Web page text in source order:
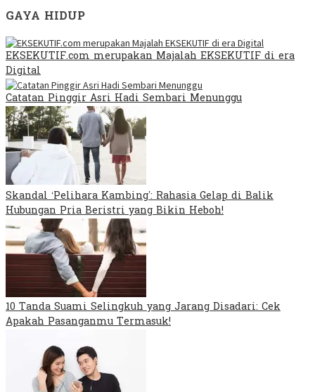
GAYA HIDUP
EKSEKUTIF.com merupakan Majalah EKSEKUTIF di era
Digital
Catatan Pinggir Asri Hadi Sembari Menunggu
Skandal ‘Pelihara Kambing’: Rahasia Gelap di Balik
Hubungan Pria Beristri yang Bikin Heboh!
10 Tanda Suami Selingkuh yang Jarang Disadari: Cek
Apakah Pasanganmu Termasuk!